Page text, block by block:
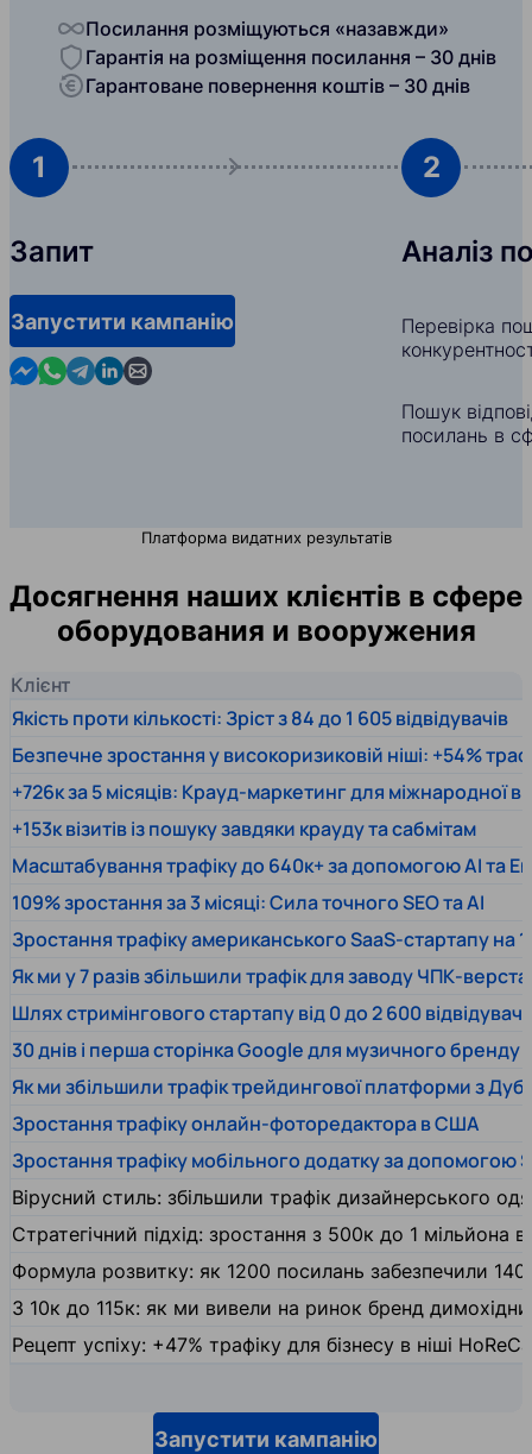
Посилання розміщуються «назавжди»
Гарантія на розміщення посилання – 30 днів
Гарантоване повернення коштів – 30 днів
1
Запит
Запустити кампанію
Contact us in Messenger
Contact us in WhatsApp
Contact us in Telegram
Contact us in Linkedin
Contact us by email
2
Аналіз
Перевірка
Пошук
посилань в
Платформа видатних результатів
Досягнення наших клієнтів в сфере
оборудования и вооружения
Клієнт
Якість проти кількості: Зріст з 84 до 1 605 відвідувачів
Безпечне зростання у високоризиковій ніші: +54%
+726к за 5 місяців: Крауд-маркетинг для міжнародної
+153к візитів із пошуку завдяки крауду та сабмітам
Масштабування трафіку до 640к+ за допомогою AI та
109% зростання за 3 місяці: Сила точного SEO та AI
Зростання трафіку американського SaaS-стартапу на
Як ми у 7 разів збільшили трафік для заводу ЧПК-
Шлях стримінгового стартапу від 0 до 2 600
30 днів і перша сторінка Google для музичного бренду
Як ми збільшили трафік трейдингової платформи з
Зростання трафіку онлайн-фоторедактора в США
Зростання трафіку мобільного додатку за допомогою
Вірусний стиль: збільшили трафік дизайнерського
Стратегічний підхід: зростання з 500к до 1 мільйона
Формула розвитку: як 1200 посилань забезпечили
З 10к до 115к: як ми вивели на ринок бренд
Рецепт успіху: +47% трафіку для бізнесу в ніші HoReCa
Запустити кампанію